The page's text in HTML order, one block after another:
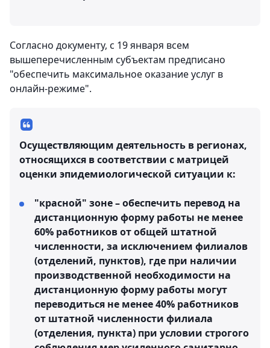
Согласно документу, с 19 января всем
вышеперечисленным субъектам предписано
"обеспечить максимальное оказание услуг в
онлайн-режиме".
Осуществляющим деятельность в регионах,
относящихся в соответствии с матрицей
оценки эпидемиологической ситуации к:
"красной" зоне – обеспечить перевод на
дистанционную форму работы не менее
60% работников от общей штатной
численности, за исключением филиалов
(отделений, пунктов), где при наличии
производственной необходимости на
дистанционную форму работы могут
переводиться не менее 40% работников
от штатной численности филиала
(отделения, пункта) при условии строгого